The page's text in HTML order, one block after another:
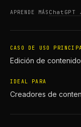
APRENDE MÁS ChatGPT
CASO DE USO
Edición de
IDEAL PARA
Creadores de